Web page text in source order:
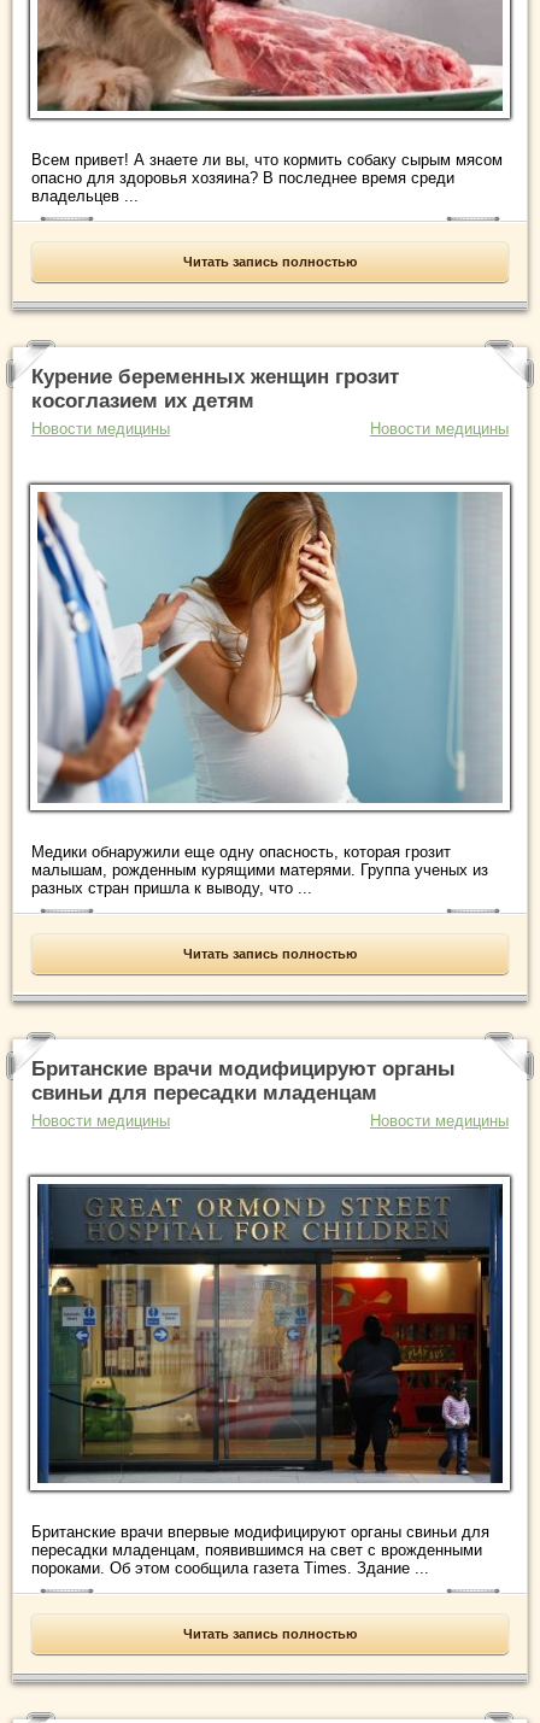
Всем привет! А знаете ли вы, что кормить собаку сырым мясом
опасно для здоровья хозяина? В последнее время среди
владельцев ...
Читать запись полностью
Курение беременных женщин грозит
косоглазием их детям
Новости медицины Новости медицины
Медики обнаружили еще одну опасность, которая грозит
малышам, рожденным курящими матерями. Группа ученых из
разных стран пришла к выводу, что ...
Читать запись полностью
Британские врачи модифицируют органы
свиньи для пересадки младенцам
Новости медицины Новости медицины
Британские врачи впервые модифицируют органы свиньи для
пересадки младенцам, появившимся на свет с врожденными
пороками. Об этом сообщила газета Times. Здание ...
Читать запись полностью